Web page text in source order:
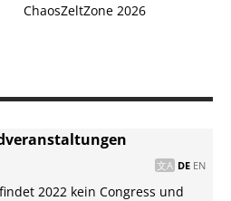
ChaosZeltZone 2026
DE EN
2022 kein Congress und